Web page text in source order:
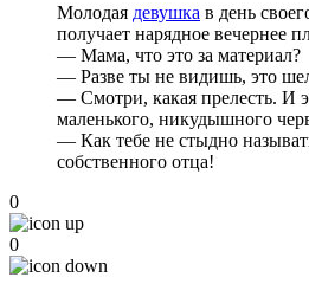
Молодая девушка в день
получает нарядное вечернее
— Мама, что это за материал?
— Разве ты не видишь, это
— Смотри, какая прелесть. И
маленького, никудышного
— Как тебе не стыдно
собственного отца!
0
0